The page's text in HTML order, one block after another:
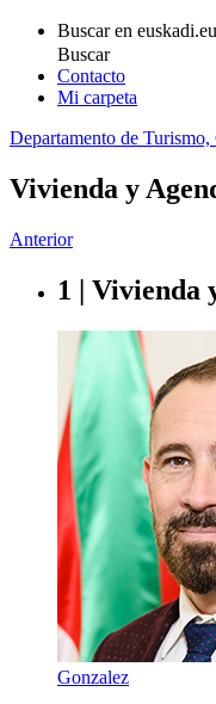
Buscar en
Buscar
Contacto
Mi carpeta
Departamento de
Vivienda y
Anterior
1 | Vivienda
Gonzalez